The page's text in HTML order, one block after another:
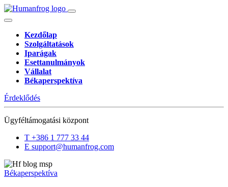
Kezdőlap
Szolgáltatások
Iparágak
Esettanulmányok
Vállalat
Békaperspektíva
Érdeklődés
Ügyféltámogatási központ
T +386 1 777 33 44
E support@humanfrog.com
Békaperspektíva